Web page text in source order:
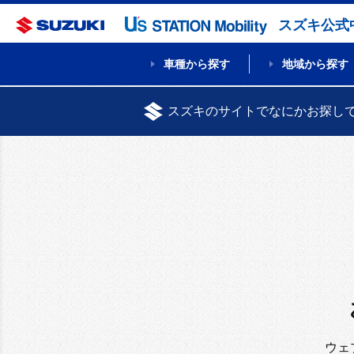
スズキ公式
車種から探す 地域から探す
スズキのサイトでなにかお探し
ウェ